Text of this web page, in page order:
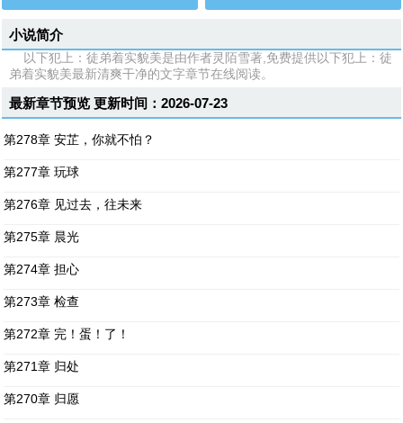
小说简介
以下犯上：徒弟着实貌美是由作者灵陌雪著,免费提供以下犯上：徒
弟着实貌美最新清爽干净的文字章节在线阅读。
最新章节预览 更新时间：2026-07-23
第278章 安芷，你就不怕？
第277章 玩球
第276章 见过去，往未来
第275章 晨光
第274章 担心
第273章 检查
第272章 完！蛋！了！
第271章 归处
第270章 归愿